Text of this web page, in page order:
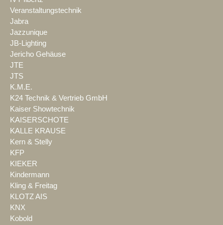
Veranstaltungstechnik
Jabra
Jazzunique
JB-Lighting
Jericho Gehäuse
JTE
JTS
K.M.E.
K24 Technik & Vertrieb GmbH
Kaiser Showtechnik
KAISERSCHOTE
KALLE KRAUSE
Kern & Stelly
KFP
KIEKER
Kindermann
Kling & Freitag
KLOTZ AIS
KNX
Kobold